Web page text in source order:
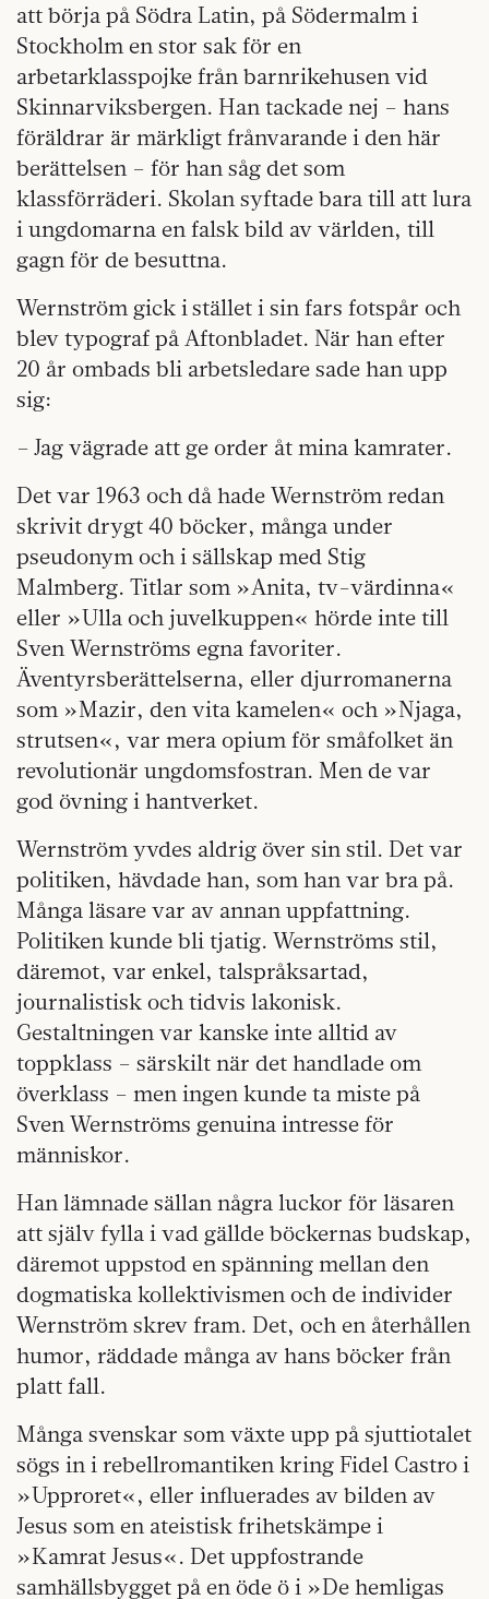
att börja på Södra Latin, på Södermalm i
Stockholm en stor sak för en
arbetarklasspojke från barnrikehusen vid
Skinnarviksbergen. Han tackade nej – hans
föräldrar är märkligt frånvarande i den här
berättelsen – för han såg det som
klassförräderi. Skolan syftade bara till att lura
i ungdomarna en falsk bild av världen, till
gagn för de besuttna.
Wernström gick i stället i sin fars fotspår och
blev typograf på Aftonbladet. När han efter
20 år ombads bli arbetsledare sade han upp
sig:
– Jag vägrade att ge order åt mina kamrater.
Det var 1963 och då hade Wernström redan
skrivit drygt 40 böcker, många under
pseudonym och i sällskap med Stig
Malmberg. Titlar som »Anita, tv-värdinna«
eller »Ulla och juvelkuppen« hörde inte till
Sven Wernströms egna favoriter.
Äventyrsberättelserna, eller djurromanerna
som »Mazir, den vita kamelen« och »Njaga,
strutsen«, var mera opium för småfolket än
revolutionär ungdomsfostran. Men de var
god övning i hantverket.
Wernström yvdes aldrig över sin stil. Det var
politiken, hävdade han, som han var bra på.
Många läsare var av annan uppfattning.
Politiken kunde bli tjatig. Wernströms stil,
däremot, var enkel, talspråksartad,
journalistisk och tidvis lakonisk.
Gestaltningen var kanske inte alltid av
toppklass – särskilt när det handlade om
överklass – men ingen kunde ta miste på
Sven Wernströms genuina intresse för
människor.
Han lämnade sällan några luckor för läsaren
att själv fylla i vad gällde böckernas budskap,
däremot uppstod en spänning mellan den
dogmatiska kollektivismen och de individer
Wernström skrev fram. Det, och en återhållen
humor, räddade många av hans böcker från
platt fall.
Många svenskar som växte upp på sjuttiotalet
sögs in i rebellromantiken kring Fidel Castro i
»Upproret«, eller influerades av bilden av
Jesus som en ateistisk frihetskämpe i
»Kamrat Jesus«. Det uppfostrande
samhällsbygget på en öde ö i »De hemligas